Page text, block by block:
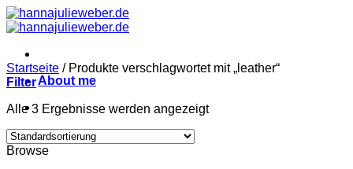
Zum
Inhalt
About me
Startseite /Produkte verschlagwortet mit „leather“
Filter
Alle 3 Ergebnisse werden angezeigt
Browse